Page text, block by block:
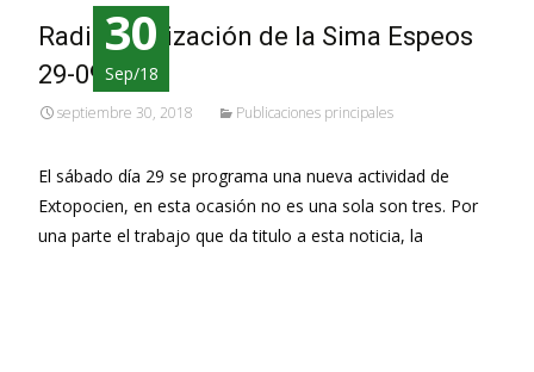
30
Sep/18
Radiolocalización de la Sima Espeos
29-09-2018
septiembre 30, 2018 Publicaciones principales
El sábado día 29 se programa una nueva actividad de
Extopocien, en esta ocasión no es una sola son tres. Por
una parte el trabajo que da titulo a esta noticia, la